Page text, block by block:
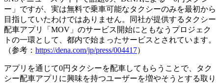
ー」ですが、実は無料で乗車可能なタクシーのみを最初から
目指していたわけではありません。同社が提供するタクシー
配車アプリ「MOV」のサービス開始にともなうプロジェク
トの一環として、都内で始まったサービスとされています。
（参考： https://dena.com/jp/press/004417）
アプリを通じて0円タクシーを配車してもらうことで、タク
シー配車アプリに興味を持つユーザーを増やそうとする取り